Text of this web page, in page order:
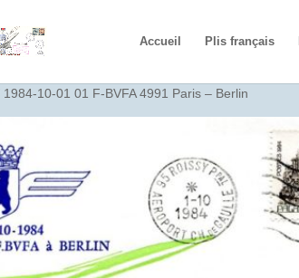
Accueil Plis français
1984-10-01 01 F-BVFA 4991 Paris – Berlin